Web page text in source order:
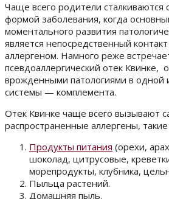
Чаще всего родители сталкиваются
формой заболевания, когда
моментального развития
является непосредственный
аллергеном. Намного реже
псевдоаллергический отек Квинке,
врожденными патологиями в одной
системы — комплемента.
Отек Квинке чаще всего вызывают
распространенные аллергены, такие
Продукты питания (орехи,
шоколад, цитрусовые,
морепродукты, клубника,
Пыльца растений.
Домашняя пыль.